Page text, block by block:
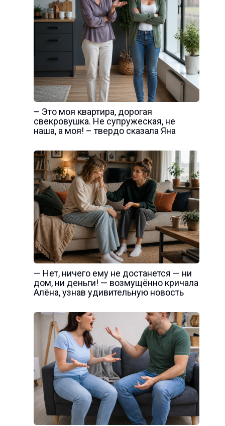
– Это моя квартира, дорогая
свекровушка. Не супружеская, не
наша, а моя! – твердо сказала Яна
— Нет, ничего ему не достанется — ни
дом, ни деньги! — возмущённо кричала
Алёна, узнав удивительную новость